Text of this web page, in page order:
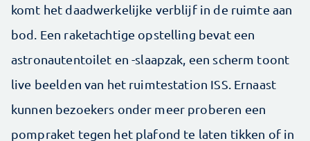
komt het daadwerkelijke verblijf in de ruimte aan
bod. Een raketachtige opstelling bevat een
astronautentoilet en -slaapzak, een scherm toont
live beelden van het ruimtestation ISS. Ernaast
kunnen bezoekers onder meer proberen een
pompraket tegen het plafond te laten tikken of in